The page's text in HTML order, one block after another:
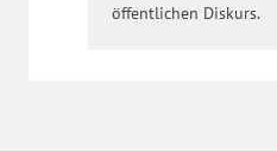
öffentlichen Diskurs.